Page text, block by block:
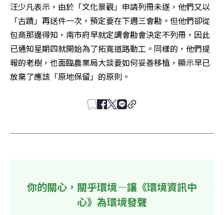
汪少凡表示，由於「文化景觀」申請列冊未遂，他們又以
「古蹟」再送件一次，預定要在下週三會勘。但他們卻從
包商那邊得知，南市府早就定調會勘會決定不列冊，因此
已通知星期四就開始為了拓寬道路動工。同樣的，他們提
報的老樹，也面臨農業局大談要如何妥善移植，顯示早已
放棄了應該「原地保留」的原則。
你的關心，關乎環境—讓《環境資訊中
心》為環境發聲